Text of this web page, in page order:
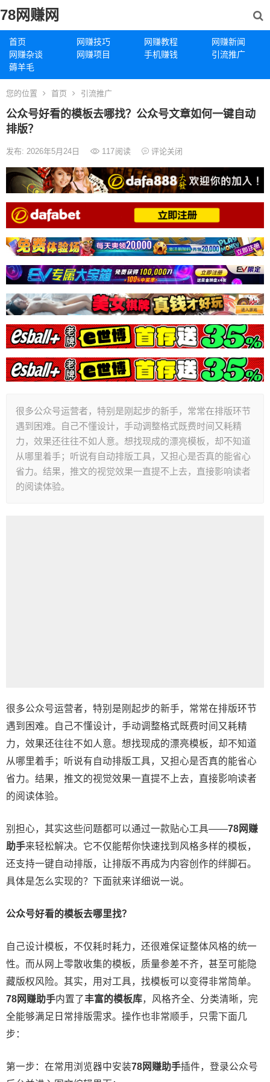
78网赚网
首页 网赚技巧 网赚教程
网赚新闻
网赚杂谈
网赚项目 手机赚钱
引流推广
薅羊毛
您的位置 首页 引流推广
公众号好看的模板去哪找？公众号文章如何一键自动
排版？
发布: 2026年5月24日 117阅读 评论关闭
​很多公众号运营者，特别是刚起步的新手，常常在排版环节
遇到困难。自己不懂设计，手动调整格式既费时间又耗精
力，效果还往往不如人意。想找现成的漂亮模板，却不知道
从哪里着手；听说有自动排版工具，又担心是否真的能省心
省力。结果，推文的视觉效果一直提不上去，直接影响读者
的阅读体验。
​很多公众号运营者，特别是刚起步的新手，常常在排版环节
遇到困难。自己不懂设计，手动调整格式既费时间又耗精
力，效果还往往不如人意。想找现成的漂亮模板，却不知道
从哪里着手；听说有自动排版工具，又担心是否真的能省心
省力。结果，推文的视觉效果一直提不上去，直接影响读者
的阅读体验。
别担心，其实这些问题都可以通过一款贴心工具——78网赚
助手来轻松解决。它不仅能帮你快速找到风格多样的模板，
还支持一键自动排版，让排版不再成为内容创作的绊脚石。
具体是怎么实现的？下面就来详细说一说。
公众号好看的模板去哪里找？
自己设计模板，不仅耗时耗力，还很难保证整体风格的统一
性。而从网上零散收集的模板，质量参差不齐，甚至可能隐
藏版权风险。其实，用对工具，找模板可以变得非常简单。
78网赚助手内置了丰富的模板库，风格齐全、分类清晰，完
全能够满足日常排版需求。操作也非常顺手，只需下面几
步：
第一步：在常用浏览器中安装78网赚助手插件，登录公众号